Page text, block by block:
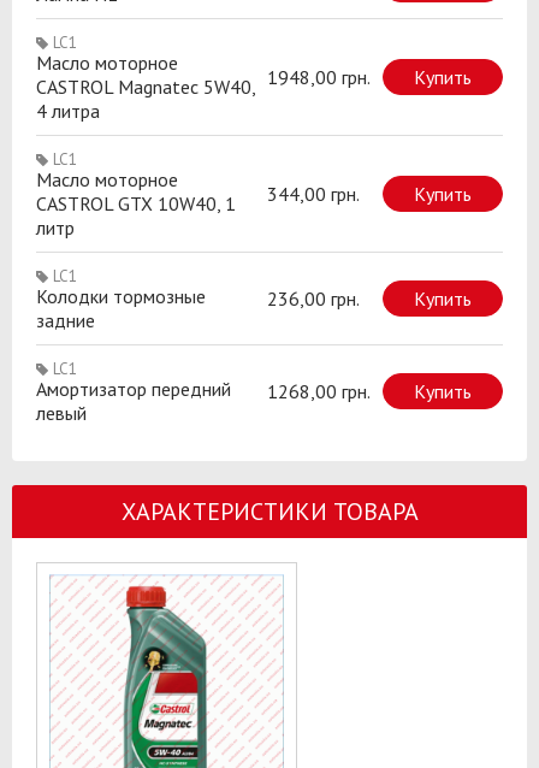
LC1
Масло моторное
CASTROL Magnatec 5W40,
4 литра
1948,00 грн. Купить
LC1
Масло моторное
CASTROL GTX 10W40, 1
литр
344,00 грн. Купить
LC1
Колодки тормозные
задние
236,00 грн. Купить
LC1
Амортизатор передний
левый
1268,00 грн. Купить
ХАРАКТЕРИСТИКИ ТОВАРА